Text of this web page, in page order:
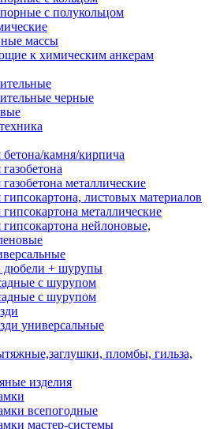
с полукольцом
массы
к химическим анкерам
черные
камня/кирпича
металлические
листовых материалов
металлические
нейлоновые,
дюбели + шурупы
с шурупом
с шурупом
универсальные
пломбы, гильза,
изделия
всепогодные
мастер-системы